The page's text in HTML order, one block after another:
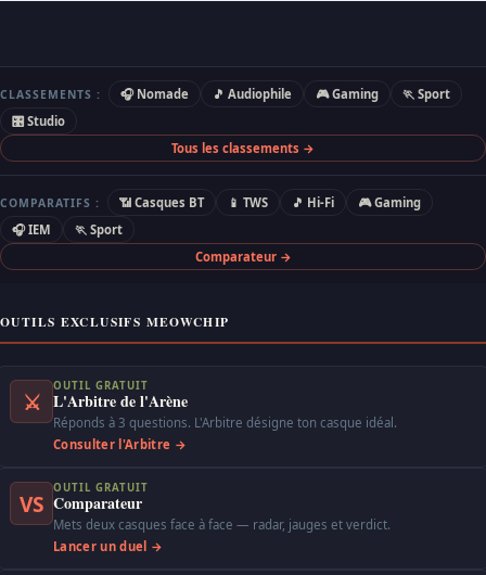
CLASSEMENTS : 🎧 Nomade 🎵 Audiophile 🎮 Gaming
🏃 Sport
🎛 Studio
Tous les classements →
COMPARATIFS : 📶 Casques BT 📱 TWS 🎵 Hi-Fi
🎮 Gaming
🎧 IEM
🏃 Sport
Comparateur →
OUTILS EXCLUSIFS MEOWCHIP
⚔
OUTIL GRATUIT
L'Arbitre de l'Arène
Réponds à 3 questions. L'Arbitre désigne ton casque idéal.
Consulter l'Arbitre →
VS
OUTIL GRATUIT
Comparateur
Mets deux casques face à face — radar, jauges et verdict.
Lancer un duel →